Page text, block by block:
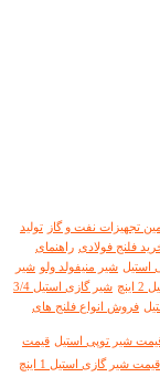
تجهیزات نفت و گاز
تولید
فلنج فولادی راهنمای
استیل شیر منیفولد ولو شیر
شیر گازی استیل 3/4
فروش انواع فلنج های
شیر توپی استیل قیمت
قیمت شیر گازی استیل 1 اینچ